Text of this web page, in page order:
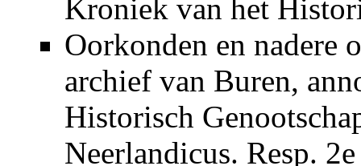
Kroniek van het
Oorkonden en nadere
archief van Buren,
Historisch
Neerlandicus. Resp.